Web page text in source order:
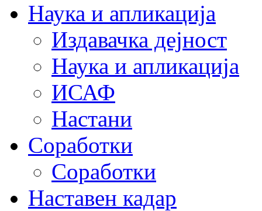
Наука и апликација
Издавачка дејност
Наука и апликација
ИСАФ
Настани
Соработки
Соработки
Наставен кадар